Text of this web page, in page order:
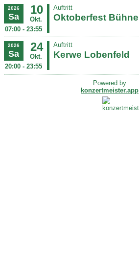
2026
Sa
10
Okt.
07:00 - 23:55
Oktoberfest Bühne
Auftritt
2026
Sa
24
Okt.
20:00 - 23:55
Kerwe Lobenfeld
Auftritt
Powered by
konzertmeister.app